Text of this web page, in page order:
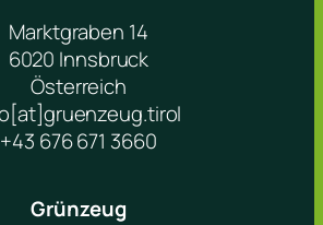
Marktgraben 14
6020 Innsbruck
Österreich
+43 676 671 3660
Grünzeug